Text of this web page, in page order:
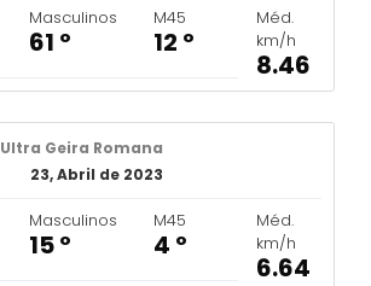
Masculinos
61 º
M45
12 º
Méd.
km/h
8.46
Ultra Geira Romana
23, Abril de 2023
Masculinos
15 º
M45
4 º
Méd.
km/h
6.64